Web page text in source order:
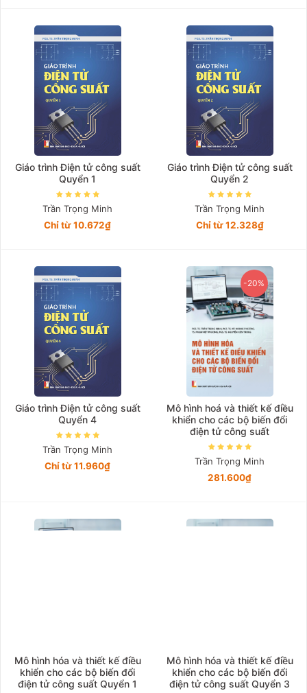
Giáo trình Điện tử công suất
Quyển 1
Trần Trọng Minh
Chỉ từ 10.672₫
Giáo trình Điện tử công suất
Quyển 2
Trần Trọng Minh
Chỉ từ 12.328₫
Giáo trình Điện tử công suất
Quyển 4
Trần Trọng Minh
Chỉ từ 11.960₫
-20%
Mô hình hoá và thiết kế điều
khiển cho các bộ biến đổi
điện tử công suất
Trần Trọng Minh
281.600₫
Mô hình hóa và thiết kế điều
khiển cho các bộ biến đổi
điện tử công suất Quyển 1
Mô hình hóa và thiết kế điều
khiển cho các bộ biến đổi
điện tử công suất Quyển 3